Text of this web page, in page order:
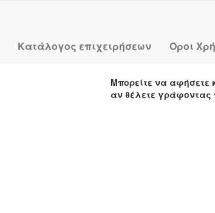
Κατάλογος επιχειρήσεων Όροι
Μπορείτε να αφήσετε
αν θέλετε